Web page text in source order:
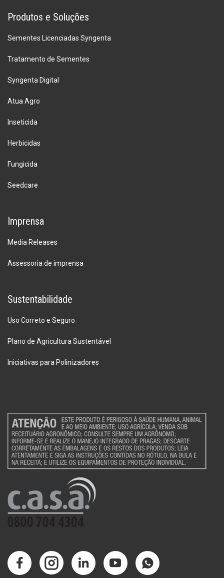
Produtos e Soluções
Sementes Licenciadas Syngenta
Tratamento de Sementes
Syngenta Digital
Atua Agro
Inseticida
Herbicidas
Fungicida
Seedcare
Imprensa
Media Releases
Assessoria de imprensa
Sustentabilidade
Uso Correto e Seguro
Plano de Agricultura Sustentável
Iniciativas para Polinizadores